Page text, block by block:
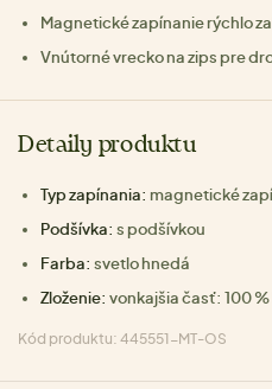
Magnetické zapínanie rýchlo
Vnútorné vrecko na zips pre
Detaily produktu
Typ zapínania: magnetické
Podšívka: s podšívkou
Farba: svetlo hnedá
Zloženie: vonkajšia časť: 100
Kód produktu: 445551-MT-OS